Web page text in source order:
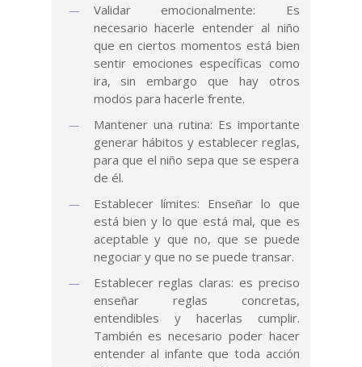
Validar emocionalmente: Es
necesario hacerle entender al niño
que en ciertos momentos está bien
sentir emociones específicas como
ira, sin embargo que hay otros
modos para hacerle frente.
Mantener una rutina: Es importante
generar hábitos y establecer reglas,
para que el niño sepa que se espera
de él.
Establecer límites: Enseñar lo que
está bien y lo que está mal, que es
aceptable y que no, que se puede
negociar y que no se puede transar.
Establecer reglas claras: es preciso
enseñar reglas concretas,
entendibles y hacerlas cumplir.
También es necesario poder hacer
entender al infante que toda acción